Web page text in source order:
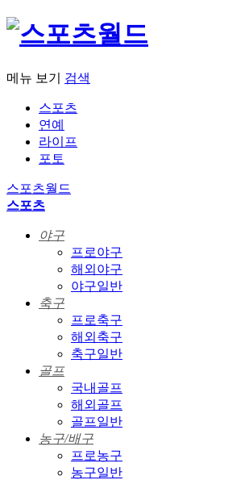
메뉴 보기 검색
스포츠
연예
라이프
포토
스포츠월드
스포츠
야구
프로야구
해외야구
야구일반
축구
프로축구
해외축구
축구일반
골프
국내골프
해외골프
골프일반
농구/배구
프로농구
농구일반